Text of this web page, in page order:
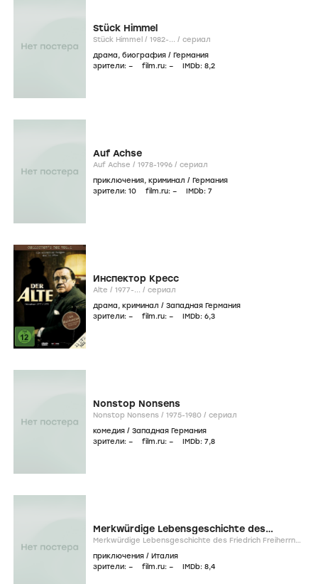
Stück Himmel
Stück Himmel / 1982-... / сериал
драма, биография / Германия
зрители: – film.ru: – IMDb: 8,2
Auf Achse
Auf Achse / 1978-1996 / сериал
приключения, криминал / Германия
зрители: 10 film.ru: – IMDb: 7
Инспектор Кресс
Alte / 1977-... / сериал
драма, криминал / Западная Германия
зрители: – film.ru: – IMDb: 6,3
Nonstop Nonsens
Nonstop Nonsens / 1975-1980 / сериал
комедия / Западная Германия
зрители: – film.ru: – IMDb: 7,8
Merkwürdige Lebensgeschichte des
Friedrich Freiherrn von der Trenck
Merkwürdige Lebensgeschichte des Friedrich Freiherrn
приключения / Италия
зрители: – film.ru: – IMDb: 8,4